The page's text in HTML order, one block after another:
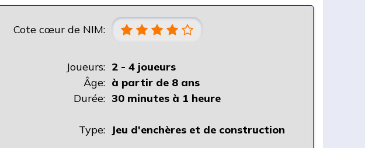
Cote cœur de NIM:
Joueurs: 2 - 4 joueurs
Âge: à partir de 8 ans
Durée: 30 minutes à 1 heure
Type: Jeu d'enchères et de construction